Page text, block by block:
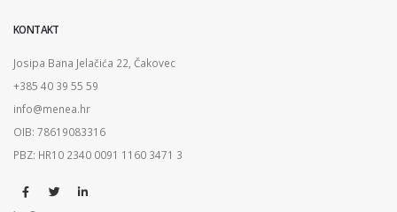
KONTAKT
Josipa Bana Jelačića 22, Čakovec
+385 40 39 55 59
info@menea.hr
OIB: 78619083316
PBZ: HR10 2340 0091 1160 3471 3